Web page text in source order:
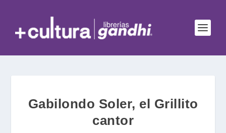
Gabilondo Soler, el Grillito
cantor